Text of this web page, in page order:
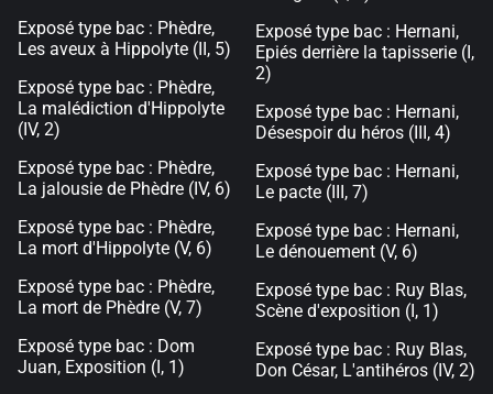
Exposé type bac : Phèdre,
Les aveux à Hippolyte (II, 5)
Exposé type bac : Phèdre,
La malédiction d'Hippolyte
(IV, 2)
Exposé type bac : Phèdre,
La jalousie de Phèdre (IV, 6)
Exposé type bac : Phèdre,
La mort d'Hippolyte (V, 6)
Exposé type bac : Phèdre,
La mort de Phèdre (V, 7)
Exposé type bac : Dom
Juan, Exposition (I, 1)
Exposé type bac : Hernani,
Epiés derrière la tapisserie (I,
2)
Exposé type bac : Hernani,
Désespoir du héros (III, 4)
Exposé type bac : Hernani,
Le pacte (III, 7)
Exposé type bac : Hernani,
Le dénouement (V, 6)
Exposé type bac : Ruy Blas,
Scène d'exposition (I, 1)
Exposé type bac : Ruy Blas,
Don César, L'antihéros (IV, 2)